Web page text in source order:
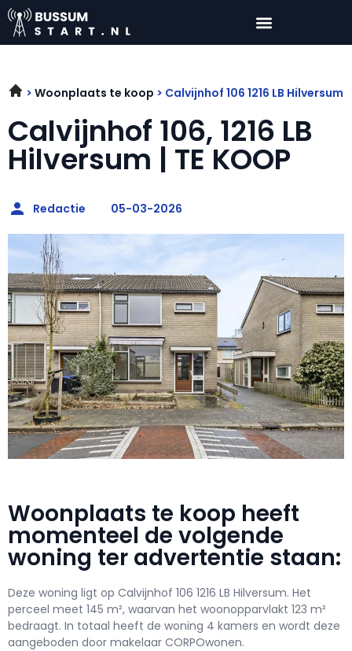
Woonplaats te koop Calvijnhof 106 1216 LB Hilversum
Calvijnhof 106, 1216 LB
Hilversum | TE KOOP
Redactie 05-03-2026
Woonplaats te koop heeft
momenteel de volgende
woning ter advertentie staan:
Deze woning ligt op Calvijnhof 106 1216 LB Hilversum. Het
perceel meet 145 m², waarvan het woonopparvlakt 123 m²
bedraagt. In totaal heeft de woning 4 kamers en wordt deze
aangeboden door makelaar CORPOwonen.